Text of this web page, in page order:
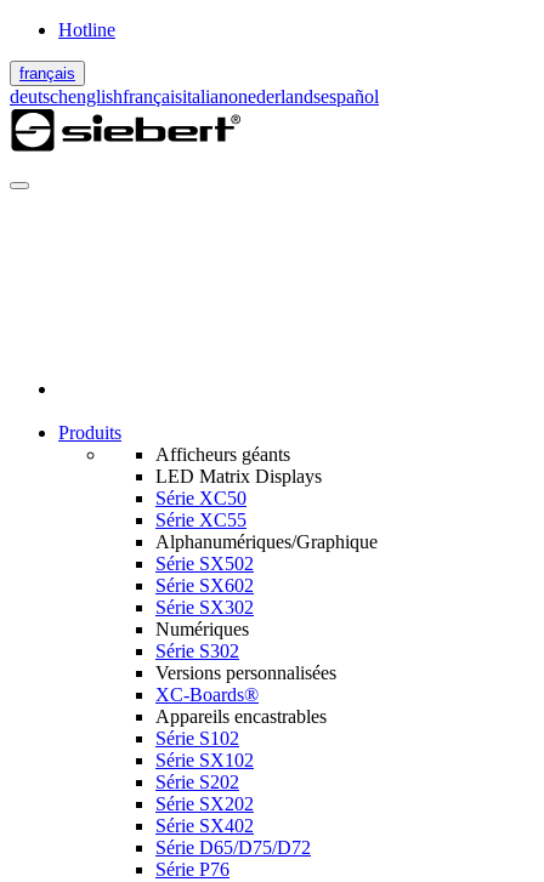
Hotline
français
deutschenglishfrançaisitalianonederlandsespañol
Produits
Afficheurs géants
LED Matrix Displays
Série XC50
Série XC55
Alphanumériques/Graphique
Série SX502
Série SX602
Série SX302
Numériques
Série S302
Versions personnalisées
XC-Boards®
Appareils encastrables
Série S102
Série SX102
Série S202
Série SX202
Série SX402
Série D65/D75/D72
Série P76